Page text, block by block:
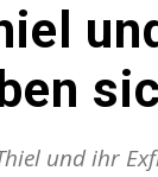
und ihr